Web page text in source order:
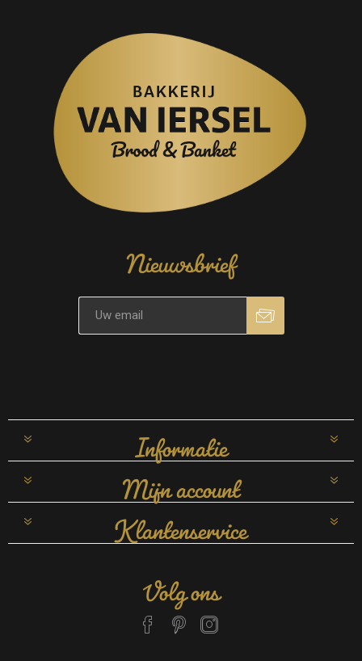
Nieuwsbrief
Informatie
Mijn account
Klantenservice
Volg ons